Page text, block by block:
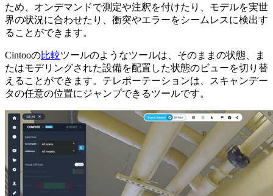
ため、オンデマンドで測定や注釈を付けたり、モデルを実世
界の状況に合わせたり、衝突やエラーをシームレスに検出す
ることができます。
Cintooの比較ツールのようなツールは、そのままの状態、ま
たはモデリングされた設備を配置した状態のビューを切り替
えることができます。テレポーテーションは、スキャンデー
タの任意の位置にジャンプできるツールです。